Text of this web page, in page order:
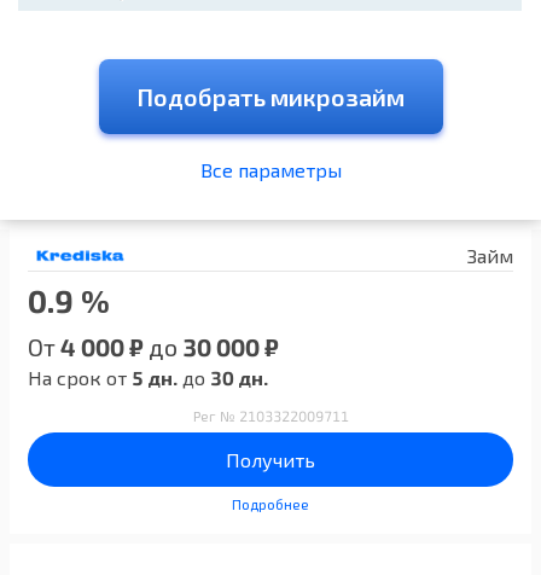
Подобрать микрозайм
Все параметры
Займ
0.9 %
От4 000 ₽ до 30 000 ₽
На срок от 5 дн. до 30 дн.
Рег № 2103322009711
Получить
Подробнее